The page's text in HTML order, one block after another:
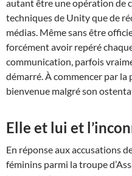
autant être une opération de
techniques de Unity que de
médias. Même sans être
forcément avoir repéré
communication, parfois
démarré. À commencer par
bienvenue malgré son
Elle et lui et
En réponse aux accusations
féminins parmi la troupe